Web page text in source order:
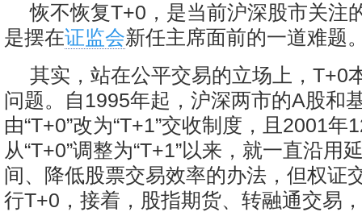
恢不恢复T+0，是当前沪深股市关注
是摆在证监会新任主席面前的一道难题
其实，站在公平交易的立场上，T+0
问题。自1995年起，沪深两市的A股和
由“T+0”改为“T+1”交收制度，且2001年
从“T+0”调整为“T+1”以来，就一直沿用
间、降低股票交易效率的办法，但权证
行T+0，接着，股指期货、转融通交易